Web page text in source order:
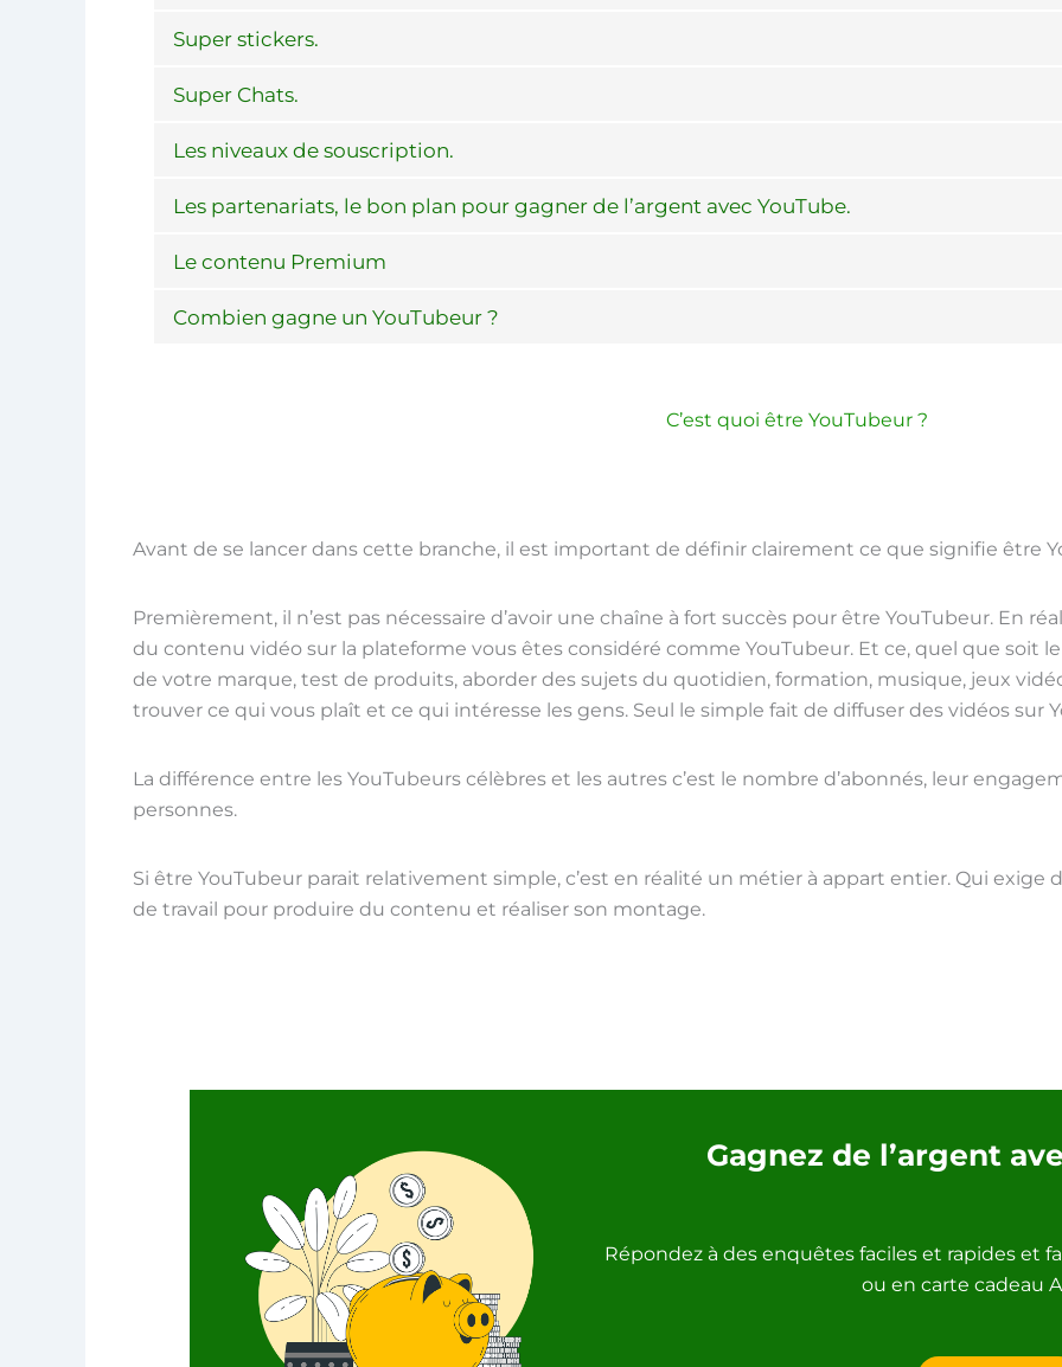
Super stickers.
Super Chats.
Les niveaux de souscription.
Les partenariats, le bon plan pour gagner de l’argent avec YouTube.
Le contenu Premium
Combien gagne un YouTubeur ?
C’est quoi être YouTubeur ?
Avant de se lancer dans cette branche, il est important de définir clairement ce que signifie être
Premièrement, il n’est pas nécessaire d’avoir une chaîne à fort succès pour être YouTubeur. En
du contenu vidéo sur la plateforme vous êtes considéré comme YouTubeur. Et ce, quel que soit
de votre marque, test de produits, aborder des sujets du quotidien, formation, musique, jeux
trouver ce qui vous plaît et ce qui intéresse les gens. Seul le simple fait de diffuser des vidéos sur
La différence entre les YouTubeurs célèbres et les autres c’est le nombre d’abonnés, leur
personnes.
Si être YouTubeur parait relativement simple, c’est en réalité un métier à appart entier. Qui exige
de travail pour produire du contenu et réaliser son montage.
Gagnez de l’argent
Répondez à des enquêtes faciles et rapides et
ou en carte cadeau